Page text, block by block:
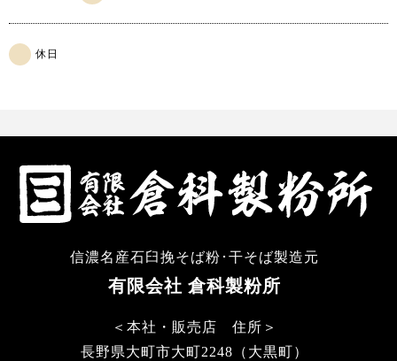
休日
信濃名産石臼挽そば粉･干そば製造元
有限会社 倉科製粉所
＜本社・販売店 住所＞
長野県大町市大町2248（大黒町）